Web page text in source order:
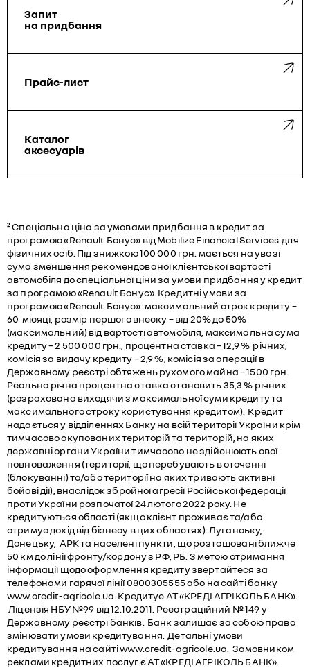
Запит
на придбання
Прайс-лист
Каталог
аксесуарів
² Спеціальна ціна за умовами придбання в кредит за
програмою «Renault Бонус» від Mobilize Financial Services для
фізичних осіб. Під знижкою 100 000 грн. мається на увазі
сума зменшення рекомендованої клієнтської вартості
автомобіля до спеціальної ціни за умови придбання у кредит
за програмою «Renault Бонус». Кредитні умови за
програмою «Renault Бонус»: максимальний строк кредиту –
60 місяці, розмір першого внеску – від 20% до 50%
(максимальний) від вартості автомобіля, максимальна сума
кредиту – 2 500 000 грн., процентна ставка – 12,9 % річних,
комісія за видачу кредиту – 2,9 %, комісія за операції в
Державному реєстрі обтяжень рухомого майна – 1500 грн.
Реальна річна процентна ставка становить 35,3 % річних
(розрахована виходячи з максимальної суми кредиту та
максимального строку користування кредитом). Кредит
надається у відділеннях Банку на всій території України крім
тимчасово окупованих територій та територій, на яких
державні органи України тимчасово не здійснюють свої
повноваження (території, що перебувають в оточенні
(блокуванні) та/або території на яких тривають активні
бойові дії), внаслідок збройної агресії Російської федерації
проти України розпочатої 24 лютого 2022 року. Не
кредитуються області (якщо клієнт проживає та/або
отримує дохід від бізнесу в цих областях): Луганську,
Донецьку, АРК та населені пункти, що розташовані ближче
50 км до лінії фронту/кордону з РФ, РБ. З метою отримання
інформації щодо оформлення кредиту звертайтеся за
телефонами гарячої лінії 0800305555 або на сайті банку
www.credit-agricole.ua. Кредитує АТ «КРЕДІ АГРІКОЛЬ БАНК».
Ліцензія НБУ №99 від 12.10.2011. Реєстраційний № 149 у
Державному реєстрі банків. Банк залишає за собою право
змінювати умови кредитування. Детальні умови
кредитування на сайті www.credit-agricole.ua. Замовником
реклами кредитних послуг є АТ «КРЕДІ АГРІКОЛЬ БАНК».